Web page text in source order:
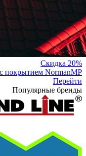
Скидка 20%
покрытием NormanMP
Перейти
Популярные бренды